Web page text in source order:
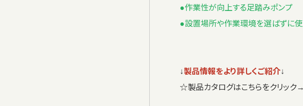
●作業性が向上する足踏みポンプ
●設置場所や作業環境を選ばずに
↓製品情報をより詳しくご紹介↓
☆製品カタログはこちらをクリック→